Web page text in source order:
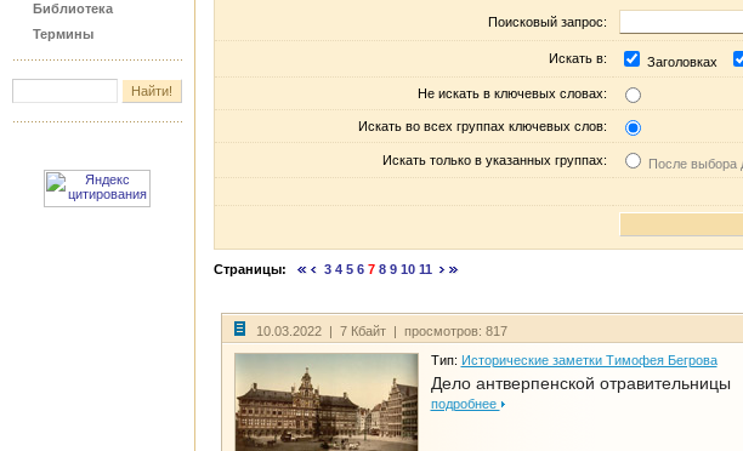
Библиотека
Термины
Поисковый запрос:
Искать в: Заголовках
Не искать в ключевых словах:
Искать во всех группах ключевых слов:
Искать только в указанных группах: После выбора
Страницы: 3 4 5 6 7 8 9 10 11
10.03.2022 | 7 Кбайт | просмотров: 817
Тип: Исторические заметки Тимофея Бегрова
Дело антверпенской отравительницы
подробнее